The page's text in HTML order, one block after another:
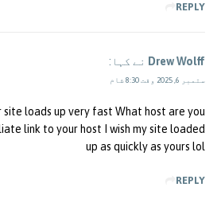
REPLY
Drew Wolff نے کہا:
ستمبر 6, 2025 وقت 8:30 شام
site loads up very fast What host are you
link to your host I wish my site loaded
up as quickly as yours lol
REPLY